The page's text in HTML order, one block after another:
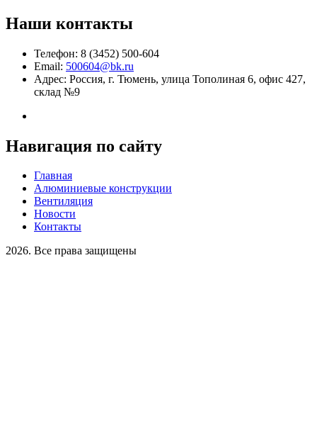
Наши контакты
Телефон: 8 (3452) 500-604
Email: 500604@bk.ru
Адрес: Россия, г. Тюмень, улица Тополиная 6, офис 427,
склад №9
Навигация по сайту
Главная
Алюминиевые конструкции
Вентиляция
Новости
Контакты
2026. Все права защищены